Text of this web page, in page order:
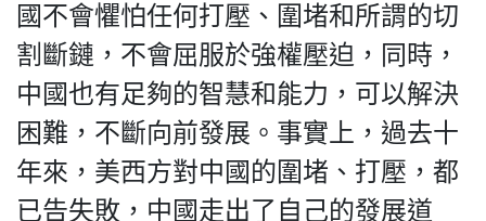
國不會懼怕任何打壓、圍堵和所謂的切
割斷鏈，不會屈服於強權壓迫，同時，
中國也有足夠的智慧和能力，可以解決
困難，不斷向前發展。事實上，過去十
年來，美西方對中國的圍堵、打壓，都
已告失敗，中國走出了自己的發展道